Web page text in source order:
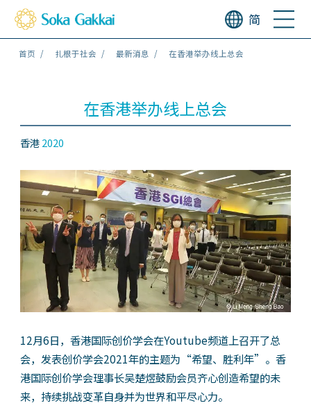
简
首页 扎根于社会 最新消息 在香港举办线上总会
在香港举办线上总会
香港2020
12月6日，香港国际创价学会在Youtube频道上召开了总
会，发表创价学会2021年的主题为“希望、胜利年”。香
港国际创价学会理事长吴楚煜鼓励会员齐心创造希望的未
来，持续挑战变革自身并为世界和平尽心力。